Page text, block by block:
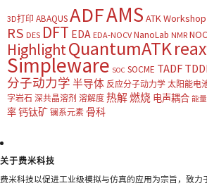
3D打印 ABAQUSADFAMS ATK Workshop
RS DES DFT EDA EDA-NOCV NanoLab NMR
HighlightQuantumATK
Simpleware SOC SOCME TADF
分子动力学 半导体 反应分子动力学 太阳能电
字岩石 深共晶溶剂 溶解度 热解燃烧 电声耦合 能
率钙钛矿 镧系元素 骨科
关于费米科技
费米科技以促进工业级模拟与仿真的应用为宗旨，致